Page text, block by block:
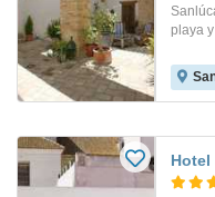
playa
Hotel